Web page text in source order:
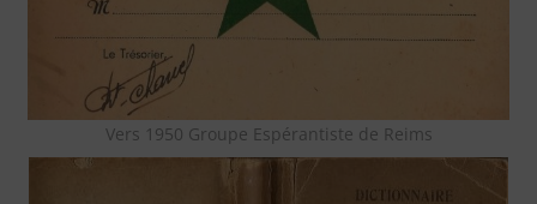
Vers 1950 Groupe Espérantiste de Reims